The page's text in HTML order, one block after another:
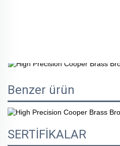
Benzer ürün
SERTİFİKALAR